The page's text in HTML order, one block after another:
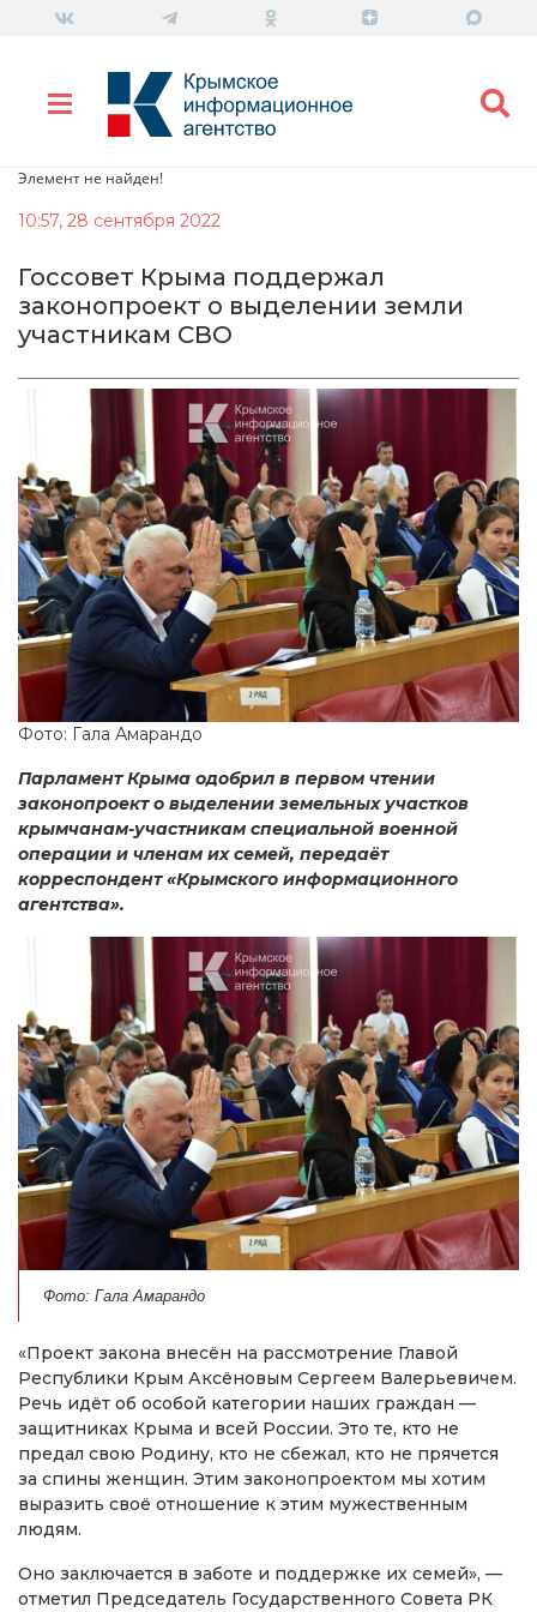
Элемент не найден!
10:57, 28 сентября 2022
Госсовет Крыма поддержал
законопроект о выделении земли
участникам СВО
Фото: Гала Амарандо
Парламент Крыма одобрил в первом чтении
законопроект о выделении земельных участков
крымчанам-участникам специальной военной
операции и членам их семей, передаёт
корреспондент «Крымского информационного
агентства».
Фото: Гала Амарандо
«Проект закона внесён на рассмотрение Главой
Республики Крым Аксёновым Сергеем Валерьевичем.
Речь идёт об особой категории наших граждан —
защитниках Крыма и всей России. Это те, кто не
предал свою Родину, кто не сбежал, кто не прячется
за спины женщин. Этим законопроектом мы хотим
выразить своё отношение к этим мужественным
людям.
Оно заключается в заботе и поддержке их семей», —
отметил Председатель Государственного Совета РК